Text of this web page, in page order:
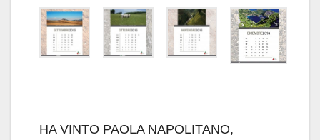
HA VINTO PAOLA NAPOLITANO,